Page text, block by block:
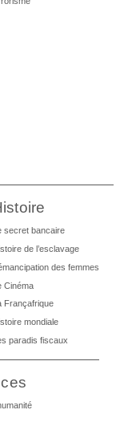
secret bancaire
de l’esclavage
des femmes
Cinéma
Françafrique
mondiale
paradis fiscaux